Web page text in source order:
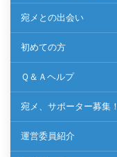
宛メとの出会い
初めての方
Ｑ＆Ａヘルプ
宛メ、サポーター募集！
運営委員紹介